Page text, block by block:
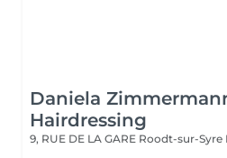
Daniela
Hairdressing
9, RUE DE LA GARE Roodt-sur-Syre